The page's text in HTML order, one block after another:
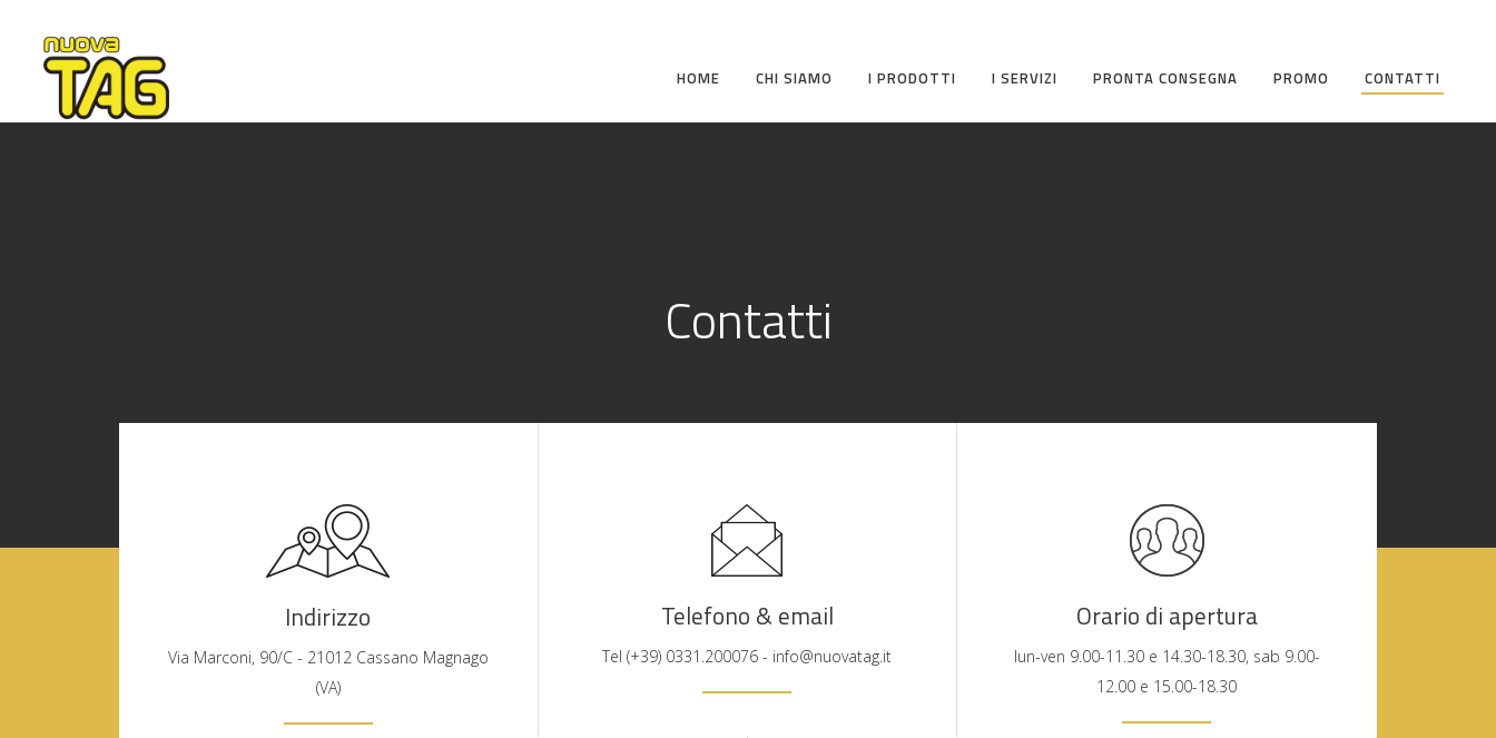
HOME CHI SIAMO I PRODOTTI I SERVIZI PRONTA CONSEGNA PROMO CONTATTI
Contatti
Indirizzo
Via Marconi, 90/C - 21012 Cassano Magnago
(VA)
Telefono & email
Tel (+39) 0331.200076 - info@nuovatag.it
Orario di apertura
lun-ven 9.00-11.30 e 14.30-18.30, sab 9.00-
12.00 e 15.00-18.30